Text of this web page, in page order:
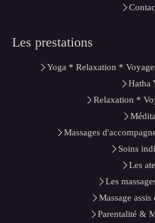
Les prestations
Yoga * Relaxation *
Hatha
Relaxation *
Massages
Soins
Les
Les
Massage assis
Parentalité &